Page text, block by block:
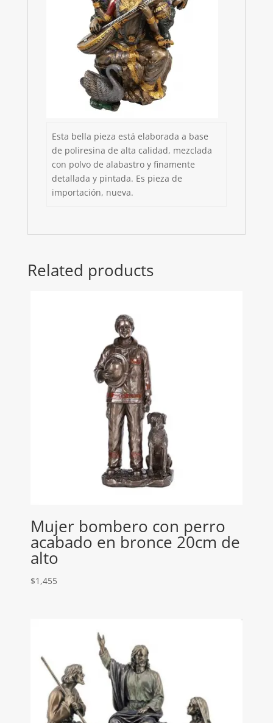
Esta bella pieza está elaborada a base
de poliresina de alta calidad, mezclada
con polvo de alabastro y finamente
detallada y pintada. Es pieza de
importación, nueva.
Related products
Mujer bombero con perro
acabado en bronce 20cm de
alto
$1,455